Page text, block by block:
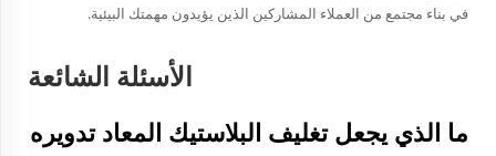
في بناء مجتمع من العملاء المشاركين الذين يؤيدون مهمتك البيئية.
الأسئلة الشائعة
ما الذي يجعل تغليف البلاستيك المعاد تدويره